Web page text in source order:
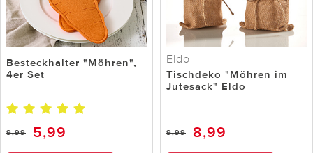
Besteckhalter "Möhren",
4er Set
9,99 5,99
Eldo
Tischdeko "Möhren im
Jutesack" Eldo
9,99 8,99